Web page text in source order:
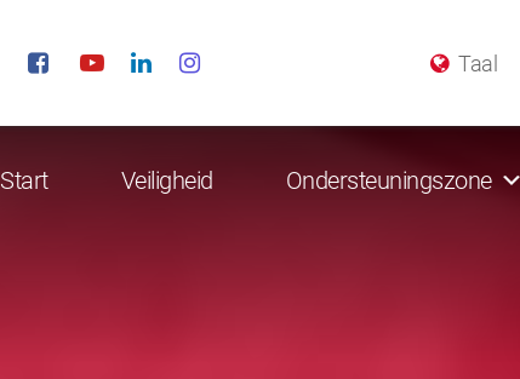
Taal
Start Veiligheid Ondersteuningszone